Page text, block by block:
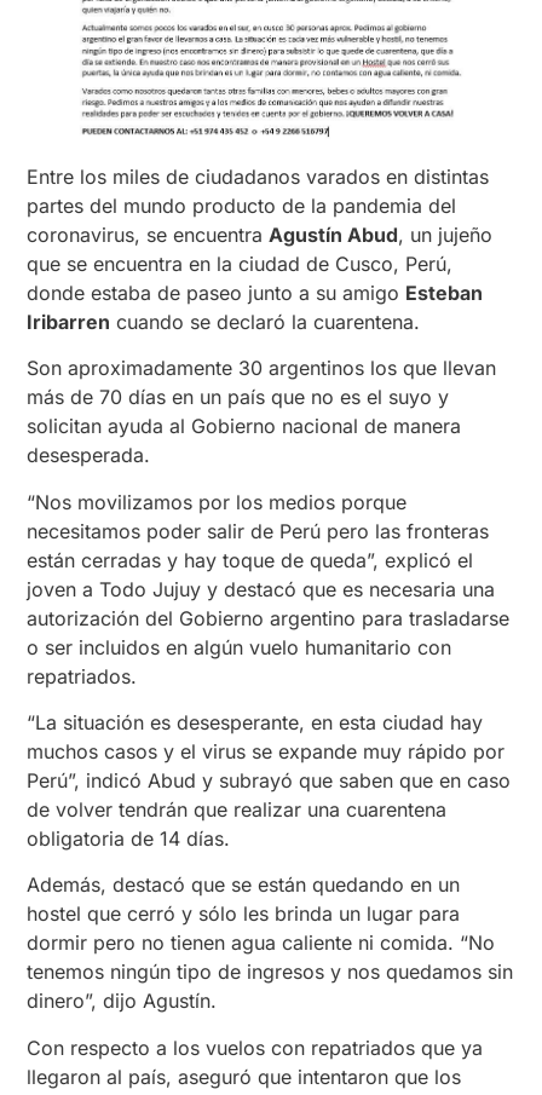
Entre los miles de ciudadanos varados en distintas
partes del mundo producto de la pandemia del
coronavirus, se encuentraAgustín Abud, un jujeño
que se encuentra en la ciudad de Cusco, Perú,
donde estaba de paseo junto a su amigo Esteban
Iribarren cuando se declaró la cuarentena.
Son aproximadamente 30 argentinos los que llevan
más de 70 días en un país que no es el suyo y
solicitan ayuda al Gobierno nacional de manera
desesperada.
“Nos movilizamos por los medios porque
necesitamos poder salir de Perú pero las fronteras
están cerradas y hay toque de queda”, explicó el
joven a Todo Jujuy y destacó que es necesaria una
autorización del Gobierno argentino para trasladarse
o ser incluidos en algún vuelo humanitario con
repatriados.
“La situación es desesperante, en esta ciudad hay
muchos casos y el virus se expande muy rápido por
Perú”, indicó Abud y subrayó que saben que en caso
de volver tendrán que realizar una cuarentena
obligatoria de 14 días.
Además, destacó que se están quedando en un
hostel que cerró y sólo les brinda un lugar para
dormir pero no tienen agua caliente ni comida. “No
tenemos ningún tipo de ingresos y nos quedamos sin
dinero”, dijo Agustín.
Con respecto a los vuelos con repatriados que ya
llegaron al país, aseguró que intentaron que los